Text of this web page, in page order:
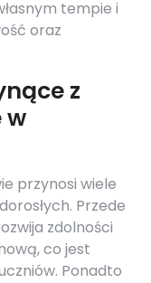
tempie i
oraz
z
w
przynosi wiele
Przede
zdolności
co jest
Ponadto